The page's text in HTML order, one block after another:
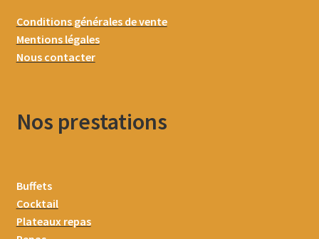
Conditions générales de vente
Mentions légales
Nous contacter
Nos prestations
Buffets
Cocktail
Plateaux repas